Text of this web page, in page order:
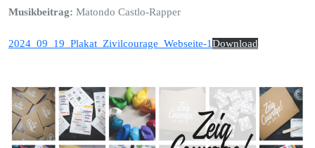
Musikbeitrag: Matondo Castlo-Rapper
2024_09_19_Plakat_Zivilcourage_Webseite-1Download